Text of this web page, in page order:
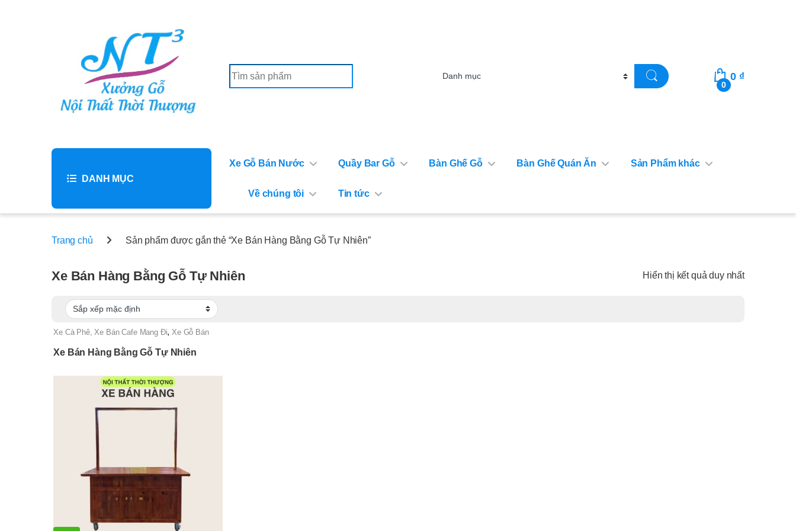
0
0 ₫
DANH MỤC
Xe Gỗ Bán Nước Quầy Bar Gỗ Bàn Ghế Gỗ Bàn Ghế Quán Ăn Sản Phẩm khác
Về chúng tôi Tin tức
Trang chủ Sản phẩm được gắn thẻ “Xe Bán Hàng Bằng Gỗ Tự Nhiên”
Xe Bán Hàng Bằng Gỗ Tự Nhiên Hiển thị kết quả duy nhất
Xe Cà Phê, Xe Bán Cafe Mang Đi, Xe Gỗ Bán
Xe Bán Hàng Bằng Gỗ Tự Nhiên